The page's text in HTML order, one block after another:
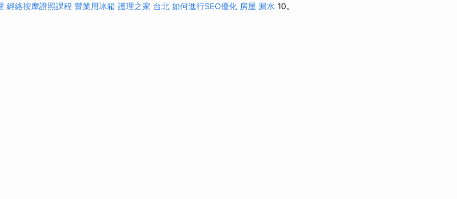
經絡按摩證照課程 營業用冰箱 護理之家 台北 如何進行SEO優化 房屋 漏水 10。